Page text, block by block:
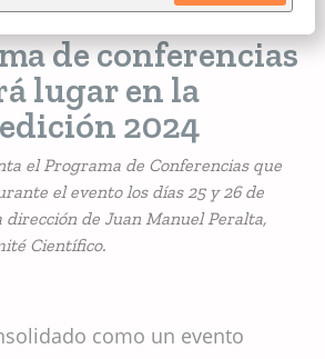
oficialmente
de conferencias
lugar en la
2024
el Programa de Conferencias que
el evento los días 25 y 26 de
dirección de Juan Manuel Peralta,
Científico.
como un evento